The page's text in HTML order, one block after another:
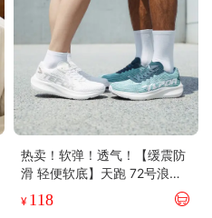
热卖！软弹！透气！【缓震防
滑 轻便软底】天跑 72号浪潮
时尚运动跑鞋 无缝贴合不磨脚
男女同款 5色可选 TP198607
¥ 118